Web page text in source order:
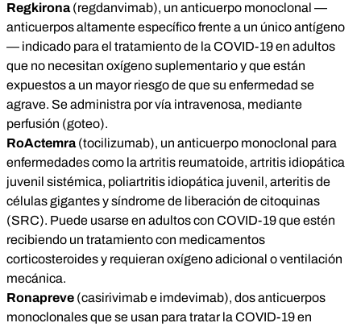
Regkirona(regdanvimab), un anticuerpo monoclonal —
anticuerpos altamente específico frente a un único antígeno
— indicado para el tratamiento de la COVID-19 en adultos
que no necesitan oxígeno suplementario y que están
expuestos a un mayor riesgo de que su enfermedad se
agrave. Se administra por vía intravenosa, mediante
perfusión (goteo).
RoActemra(tocilizumab), un anticuerpo monoclonal para
enfermedades como la artritis reumatoide, artritis idiopática
juvenil sistémica, poliartritis idiopática juvenil, arteritis de
células gigantes y síndrome de liberación de citoquinas
(SRC). Puede usarse en adultos con COVID-19que estén
recibiendo un tratamiento con medicamentos
corticosteroides y requieran oxígeno adicional o ventilación
mecánica.
Ronapreve (casirivimab e imdevimab), dos anticuerpos
monoclonales que se usan para tratar la COVID-19 en